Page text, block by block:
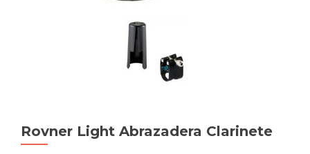
Rovner Light Abrazadera Clarinete